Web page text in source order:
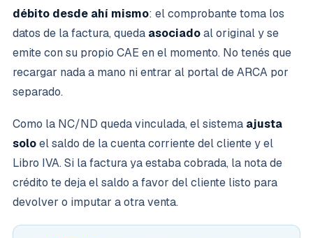
débito desde ahí mismo: el comprobante toma los
datos de la factura, queda asociadoal original y se
emite con su propio CAE en el momento. No tenés que
recargar nada a mano ni entrar al portal de ARCA por
separado.
Como la NC/ND queda vinculada, el sistema ajusta
soloel saldo de la cuenta corriente del cliente y el
Libro IVA. Si la factura ya estaba cobrada, la nota de
crédito te deja el saldo a favor del cliente listo para
devolver o imputar a otra venta.